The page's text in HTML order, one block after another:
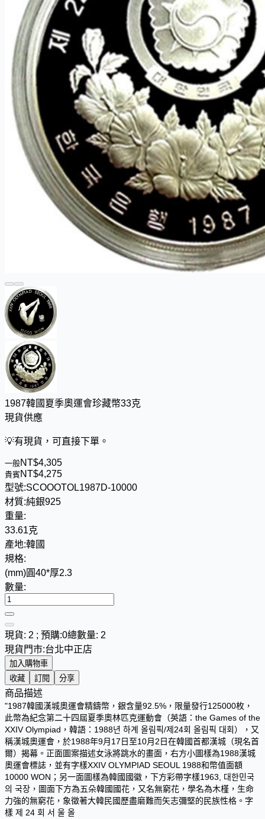
1987韓國夏季奧運會珍藏幣33克
現貨供應
💡有現貨，可直接下單。
一般NT$4,305
貴賓 NT$4,275
型號:SCOOOTOL1987D-10000
材質:純銀925
重量:
33.61克
產地:韓國
規格:
(mm)圓40*厚2.3
數量:
現貨: 2 ; 預購:0總數量: 2
現貨門市:台北中正店
加入購物車
收藏
訂閱 分享
商品描述
"1987韓國漢城奧運會精鑄幣，銀含量92.5%，限量發行125000枚，
此幣為紀念第二十四屆夏季奧林匹克運動會（英語：the Games of the
XXIV Olympiad，韓語：1988년 하계 올림픽/제24회 올림픽 대회），又
稱漢城奧運會，於1988年9月17日至10月2日在韓國首都漢城（現名首
爾）揭幕。正面圖案描述女泳將跳水的畫面，右方小圖樣為1988漢城
奧運會標誌，並有字樣XXIV OLYMPIAD SEOUL 1988和幣值面額
10000 WON；另一面圖樣為韓國國徽，下方彩帶字樣1963, 대한민국
의 국장，圖面下方為五朵韓國國花，又名無窮花，學名為木槿，生命
力強的無窮花，象徵著大韓民國歷盡磨難而矢志彌堅的民族性格。字
樣 제 24 회 서 울 올